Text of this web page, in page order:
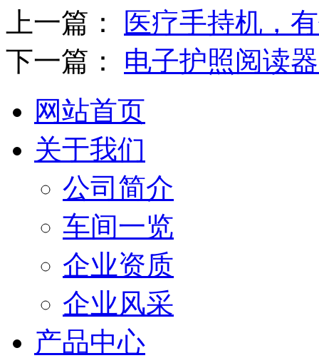
上一篇：
医疗手持机，
下一篇： 电子护照阅读
网站首页
关于我们
公司简介
车间一览
企业资质
企业风采
产品中心